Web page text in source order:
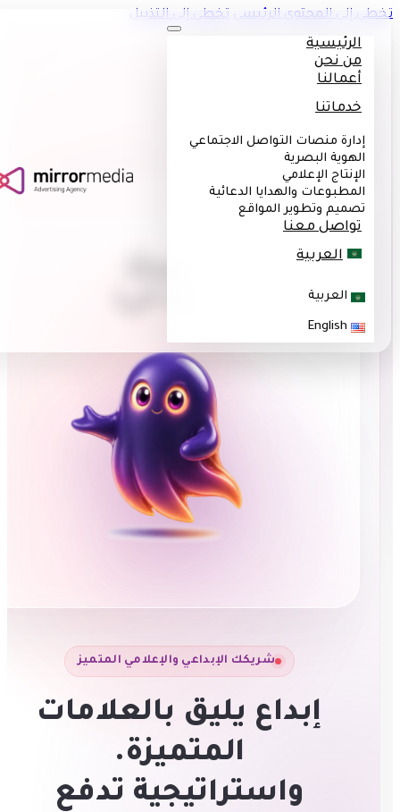
المحتوى الرئيسي تخطي إلى التذييل
نحن
منصات التواصل الاجتماعي
البصرية
الإعلامي
والهدايا الدعائية
وتطوير المواقع
معنا
العربية
العربية
English
شريكك الإبداعي والإعلامي المتميز
إبداع يليق بالعلامات
المتميزة.
واستراتيجية تدفع